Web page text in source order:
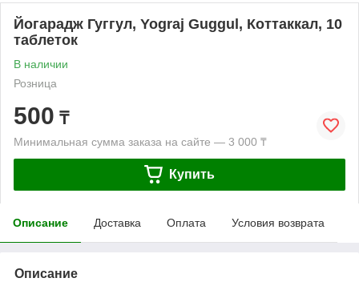
Йогарадж Гуггул, Yograj Guggul, Коттаккал, 10
таблеток
В наличии
Розница
500 ₸
Минимальная сумма заказа на сайте — 3 000 ₸
Купить
Описание Доставка Оплата Условия возврата
Описание